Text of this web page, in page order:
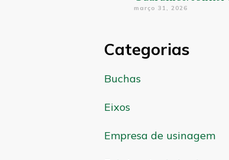
março 31, 2026
Categorias
Buchas
Eixos
Empresa de usinagem